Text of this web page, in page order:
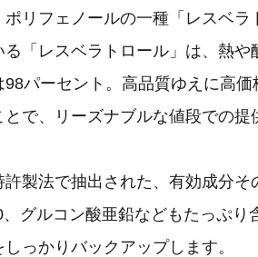
リフェノールの一種「レスベ
「レスベラトロール」は、熱や
パーセント。高品質ゆえに高
とで、リーズナブルな値段での提
製法で抽出された、有効成分
グルコン酸亜鉛などもたっぷり
っかりバックアップします。